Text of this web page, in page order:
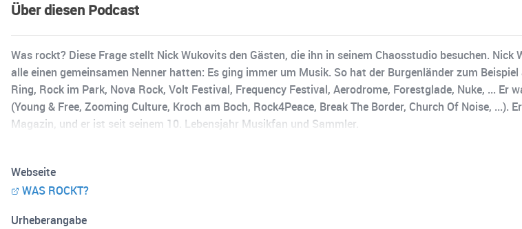
Über diesen Podcast
Was rockt? Diese Frage stellt Nick Wukovits den Gästen, die ihn in seinem Chaosstudio besuchen.
alle einen gemeinsamen Nenner hatten: Es ging immer um Musik. So hat der Burgenländer zum
Ring, Rock im Park, Nova Rock, Volt Festival, Frequency Festival, Aerodrome, Forestglade, Nuke, ...
(Young & Free, Zooming Culture, Kroch am Boch, Rock4Peace, Break The Border, Church Of Noise,
Magazin, und er ist seit seinem 10. Lebensjahr Musikfan und Sammler.
Webseite
WAS ROCKT?
Urheberangabe